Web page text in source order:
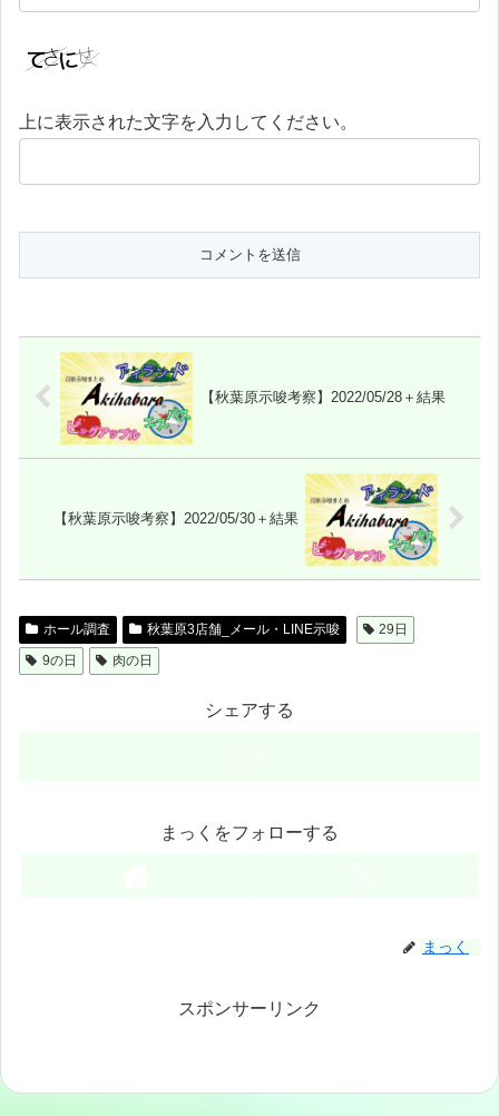
上に表示された文字を入力してください。
【秋葉原示唆考察】2022/05/28＋結果
【秋葉原示唆考察】2022/05/30＋結果
ホール調査 秋葉原3店舗_メール・LINE示唆
29日
9の日
肉の日
シェアする
まっくをフォローする
まっく
スポンサーリンク